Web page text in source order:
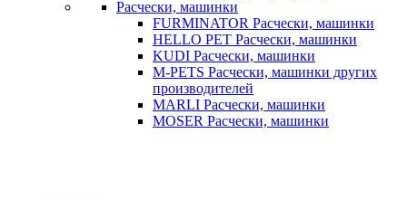
Расчески, машинки
FURMINATOR Расчески, машинки
HELLO PET Расчески, машинки
KUDI Расчески, машинки
M-PETS Расчески, машинки других
производителей
MARLI Расчески, машинки
MOSER Расчески, машинки